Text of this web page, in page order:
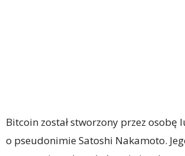
Bitcoin został stworzony przez osobę
o pseudonimie Satoshi Nakamoto.